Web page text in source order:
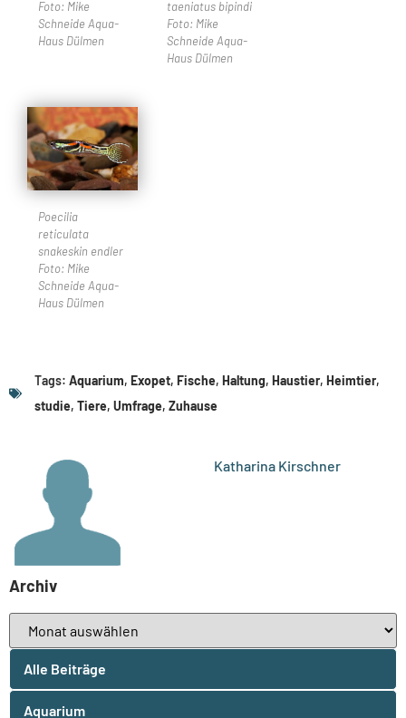
Foto: Mike
Schneide Aqua-
Haus Dülmen
taeniatus bipindi
Foto: Mike
Schneide Aqua-
Haus Dülmen
Poecilia
reticulata
snakeskin endler
Foto: Mike
Schneide Aqua-
Haus Dülmen
Tags: Aquarium, Exopet, Fische, Haltung, Haustier, Heimtier,
studie, Tiere, Umfrage, Zuhause
Katharina Kirschner
Archiv
Alle Beiträge
Aquarium